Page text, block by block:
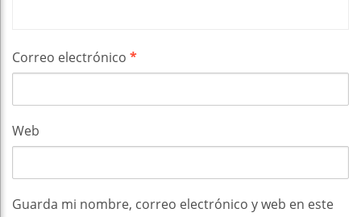
Correo electrónico *
Web
Guarda mi nombre, correo electrónico y web en este